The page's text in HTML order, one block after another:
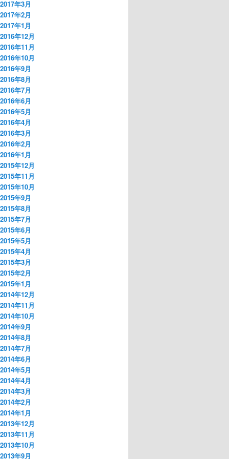
2017年3月
2017年2月
2017年1月
2016年12月
2016年11月
2016年10月
2016年9月
2016年8月
2016年7月
2016年6月
2016年5月
2016年4月
2016年3月
2016年2月
2016年1月
2015年12月
2015年11月
2015年10月
2015年9月
2015年8月
2015年7月
2015年6月
2015年5月
2015年4月
2015年3月
2015年2月
2015年1月
2014年12月
2014年11月
2014年10月
2014年9月
2014年8月
2014年7月
2014年6月
2014年5月
2014年4月
2014年3月
2014年2月
2014年1月
2013年12月
2013年11月
2013年10月
2013年9月